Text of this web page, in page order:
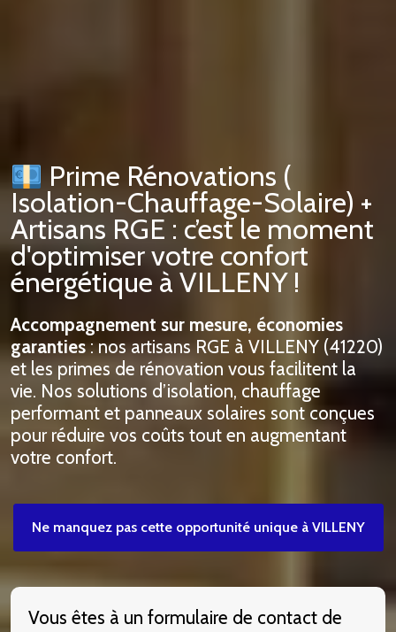
Prime Rénovations (
Isolation-Chauffage-Solaire) +
Artisans RGE : c’est le moment
d'optimiser votre confort
énergétique à VILLENY !
Accompagnement sur mesure, économies
garanties: nos artisans RGE à VILLENY (41220)
et les primes de rénovation vous facilitent la
vie. Nos solutions d’isolation, chauffage
performant et panneaux solaires sont conçues
pour réduire vos coûts tout en augmentant
votre confort.
Ne manquez pas cette opportunité unique à VILLENY
Vous êtes à un formulaire de contact de